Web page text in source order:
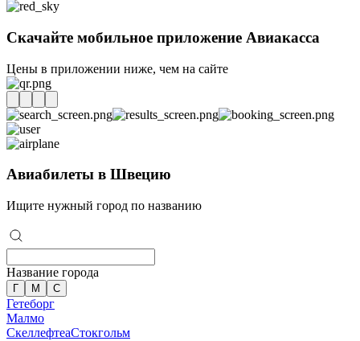
Скачайте мобильное приложение Авиакасса
Цены в приложении ниже, чем на сайте
Авиабилеты в Швецию
Ищите нужный город по названию
Название города
Г М С
Гетеборг
Малмо
СкеллефтеаСтокгольм